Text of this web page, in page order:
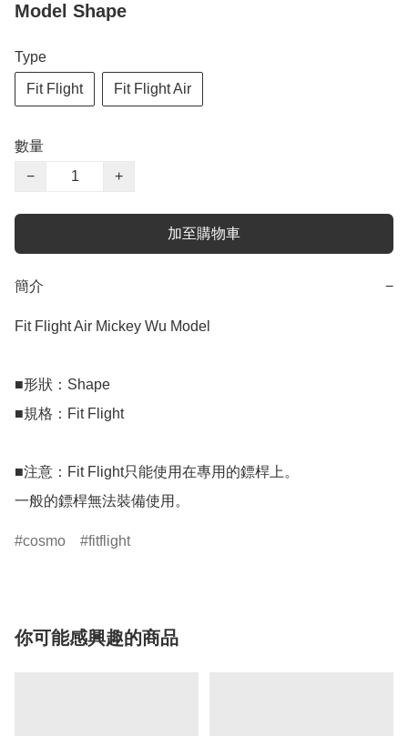
Model Shape
Type
Fit Flight Fit Flight Air
數量
−
+
加至購物車
簡介 −
Fit Flight Air Mickey Wu Model
■形狀：Shape
■規格：Fit Flight
■注意：Fit Flight只能使用在專用的鏢桿上。
一般的鏢桿無法裝備使用。
cosmo fitflight
你可能感興趣的商品